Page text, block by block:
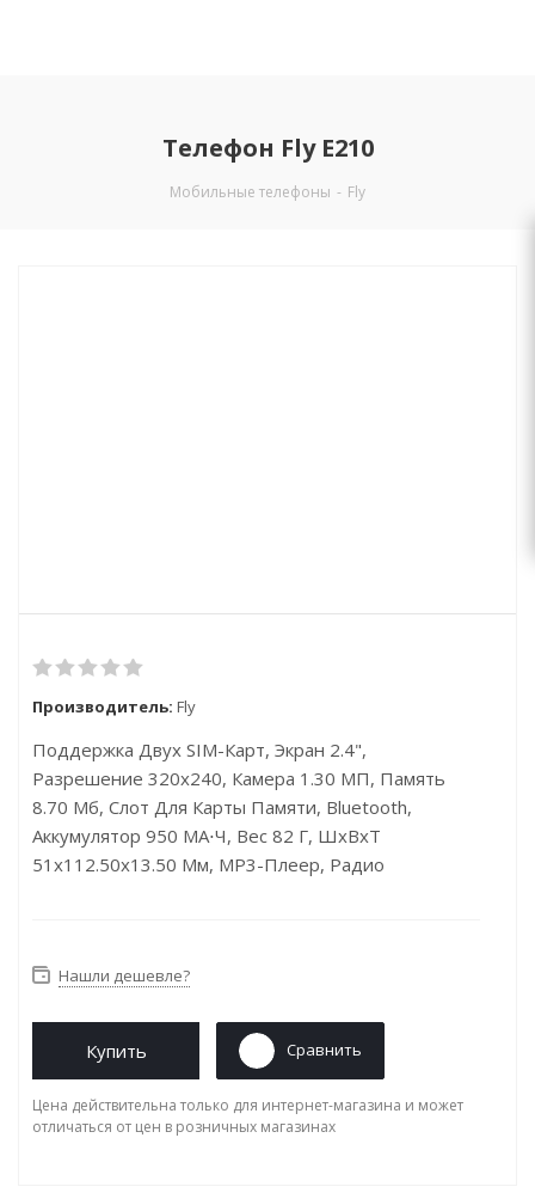
Телефон Fly E210
Мобильные телефоны - Fly
Производитель: Fly
Поддержка Двух SIM-Карт, Экран 2.4",
Разрешение 320x240, Камера 1.30 МП, Память
8.70 Мб, Слот Для Карты Памяти, Bluetooth,
Аккумулятор 950 МА⋅ч, Вес 82 Г, ШxВxТ
51x112.50x13.50 Мм, MP3-Плеер, Радио
Нашли дешевле?
Купить Сравнить
Цена действительна только для интернет-магазина и может
отличаться от цен в розничных магазинах